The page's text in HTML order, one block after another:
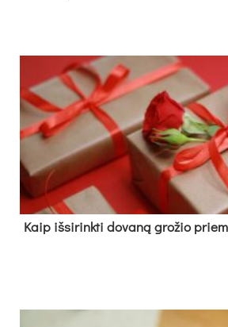
Kaip išsirinkti dovaną grožio